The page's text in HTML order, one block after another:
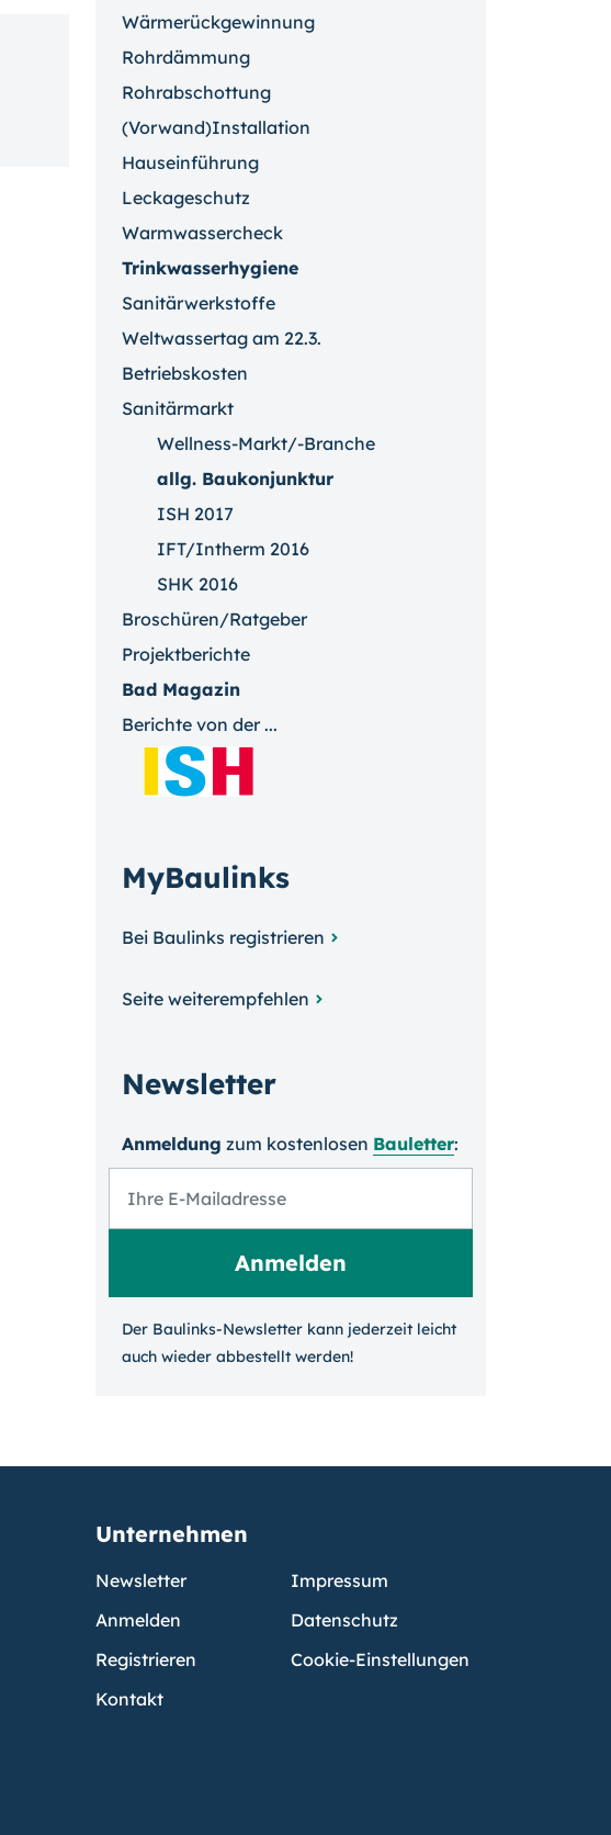
Wärmerückgewinnung
Rohrdämmung
Rohrabschottung
(Vorwand)Installation
Hauseinführung
Leckageschutz
Warmwassercheck
Trinkwasserhygiene
Sanitärwerkstoffe
Weltwassertag am 22.3.
Betriebskosten
Sanitärmarkt
Wellness-Markt/-Branche
allg. Baukonjunktur
ISH 2017
IFT/Intherm 2016
SHK 2016
Broschüren/Ratgeber
Projektberichte
Bad Magazin
Berichte von der ...
MyBaulinks
Bei Baulinks registrieren
Seite weiterempfehlen
Newsletter
Anmeldung zum kosten­losen Bauletter:
Der Baulinks-Newsletter kann jeder­zeit leicht
auch wieder ab­bestellt werden!
Unternehmen
Newsletter
Anmelden
Registrieren
Kontakt
Impressum
Datenschutz
Cookie-Einstellungen